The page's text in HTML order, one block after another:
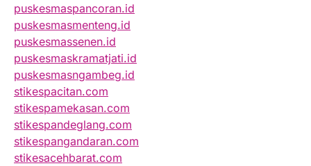
puskesmaspancoran.id
puskesmasmenteng.id
puskesmassenen.id
puskesmaskramatjati.id
puskesmasngambeg.id
stikespacitan.com
stikespamekasan.com
stikespandeglang.com
stikespangandaran.com
stikesacehbarat.com